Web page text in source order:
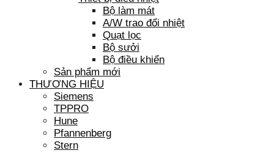
Bộ làm mát
A/W trao đổi nhiệt
Quạt lọc
Bộ sưởi
Bộ điều khiển
Sản phẩm mới
THƯƠNG HIỆU
Siemens
TPPRO
Hune
Pfannenberg
Stern